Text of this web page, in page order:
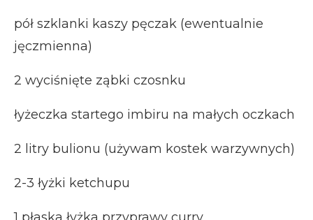
pół szklanki kaszy pęczak (ewentualnie
jęczmienna)
2 wyciśnięte ząbki czosnku
łyżeczka startego imbiru na małych oczkach
2 litry bulionu (używam kostek warzywnych)
2-3 łyżki ketchupu